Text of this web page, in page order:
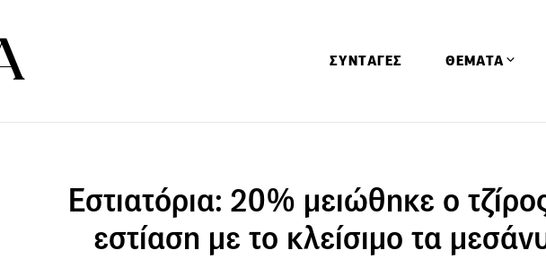
ΣΥΝΤΑΓΕΣ ΘΕΜΑΤΑ
Αφιερώματα
Ειδήσεις
Έρευνες
Εστιατόρια: 20% μειώθηκε ο
εστίαση με το κλείσιμο τα